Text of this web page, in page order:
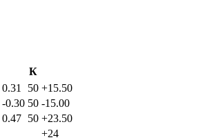
К
0.31 50 +15.50
-0.30 50 -15.00
0.47 50 +23.50
+24